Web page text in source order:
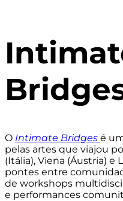
O Intimate Bridges é
pelas artes que viajou
(Itália), Viena (Áustria) e
pontes entre
de workshops
e performances